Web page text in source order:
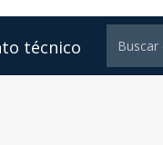
técnico